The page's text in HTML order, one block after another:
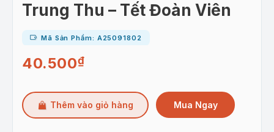
Trung Thu – Tết Đoàn Viên
Mã Sản Phẩm: A25091802
40.500₫
Thêm vào giỏ hàng Mua Ngay